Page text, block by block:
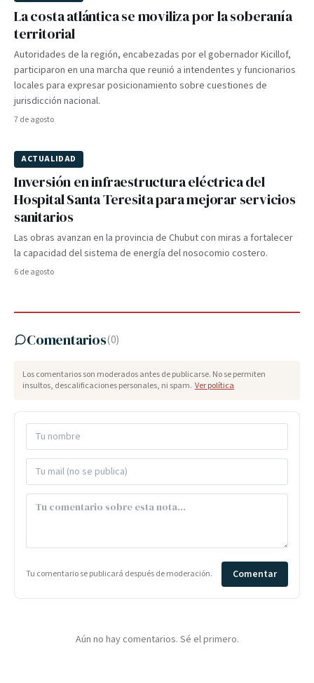
La costa atlántica se moviliza por la soberanía
territorial
Autoridades de la región, encabezadas por el gobernador Kicillof,
participaron en una marcha que reunió a intendentes y funcionarios
locales para expresar posicionamiento sobre cuestiones de
jurisdicción nacional.
7 de agosto
ACTUALIDAD
Inversión en infraestructura eléctrica del
Hospital Santa Teresita para mejorar servicios
sanitarios
Las obras avanzan en la provincia de Chubut con miras a fortalecer
la capacidad del sistema de energía del nosocomio costero.
6 de agosto
Comentarios(0)
Los comentarios son moderados antes de publicarse. No se permiten
insultos, descalificaciones personales, ni spam. Ver política
Tu comentario se publicará después de moderación. Comentar
Aún no hay comentarios. Sé el primero.